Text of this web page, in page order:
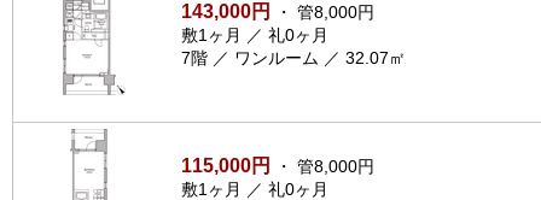
143,000円
・ 管8,000円
敷1ヶ月 ／ 礼0ヶ月
7階 ／ ワンルーム ／ 32.07㎡
115,000円
・ 管8,000円
敷1ヶ月 ／ 礼0ヶ月